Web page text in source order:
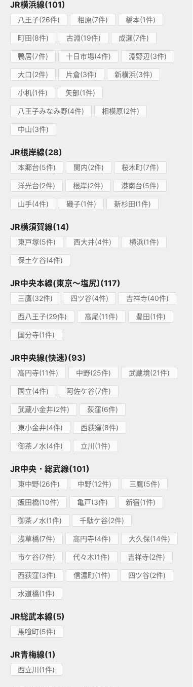
JR横浜線(101)
八王子(26件) 相原(7件) 橋本(1件)
町田(8件) 古淵(19件) 成瀬(7件)
鴨居(7件) 十日市場(4件) 淵野辺(3件)
大口(2件) 片倉(3件) 新横浜(3件)
小机(1件) 矢部(1件)
八王子みなみ野(4件) 相模原(2件)
中山(3件)
JR根岸線(28)
本郷台(5件) 関内(2件) 桜木町(7件)
洋光台(2件) 根岸(2件) 港南台(5件)
山手(4件) 磯子(1件) 新杉田(1件)
JR横須賀線(14)
東戸塚(5件) 西大井(4件) 横浜(1件)
保土ケ谷(4件)
JR中央本線(東京～塩尻)(117)
三鷹(32件) 四ツ谷(4件) 吉祥寺(40件)
西八王子(29件) 高尾(11件) 豊田(1件)
国分寺(1件)
JR中央線(快速)(93)
高円寺(11件) 中野(25件) 武蔵境(21件)
国立(4件) 阿佐ケ谷(7件)
武蔵小金井(2件) 荻窪(6件)
東小金井(4件) 西荻窪(8件)
御茶ノ水(4件) 立川(1件)
JR中央・総武線(101)
東中野(26件) 中野(12件) 三鷹(5件)
飯田橋(10件) 亀戸(3件) 新宿(1件)
御茶ノ水(1件) 千駄ケ谷(2件)
浅草橋(7件) 高円寺(4件) 大久保(14件)
市ケ谷(7件) 代々木(1件) 吉祥寺(2件)
西荻窪(3件) 信濃町(1件) 四ツ谷(2件)
水道橋(1件)
JR総武本線(5)
馬喰町(5件)
JR青梅線(1)
西立川(1件)